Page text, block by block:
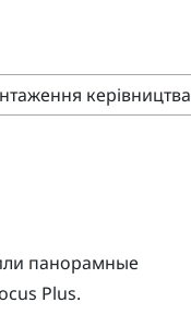
керівництва
панорамные
Plus.